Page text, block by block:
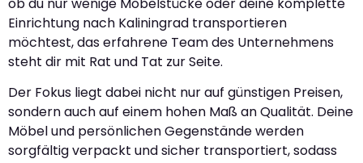
Einrichtung nach Kaliningrad transportieren
möchtest, das erfahrene Team des Unternehmens
steht dir mit Rat und Tat zur Seite.
Der Fokus liegt dabei nicht nur auf günstigen Preisen,
sondern auch auf einem hohen Maß an Qualität. Deine
Möbel und persönlichen Gegenstände werden
sorgfältig verpackt und sicher transportiert, sodass